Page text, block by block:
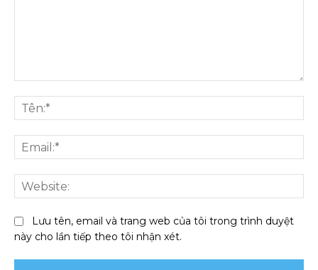
luận:
Lưu tên, email và trang web của tôi trong trình duyệt
này cho lần tiếp theo tôi nhận xét.